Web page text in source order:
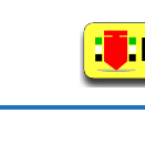
contenido